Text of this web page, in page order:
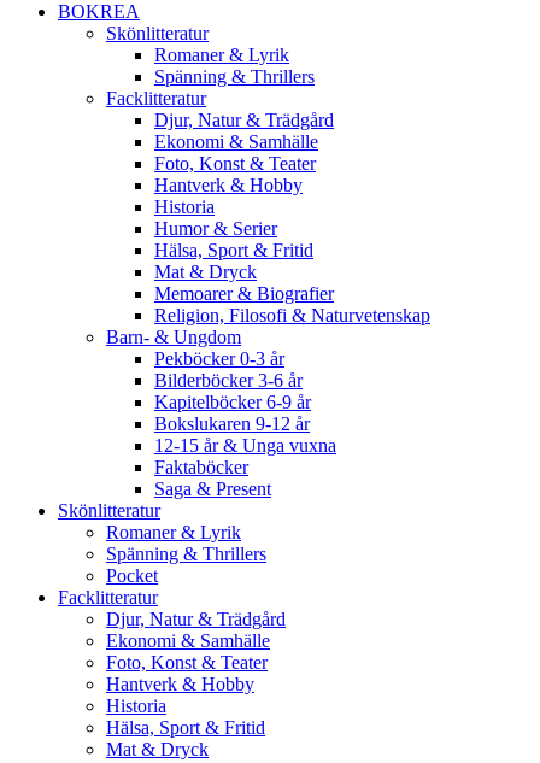
BOKREA
Skönlitteratur
Romaner & Lyrik
Spänning & Thrillers
Facklitteratur
Djur, Natur & Trädgård
Ekonomi & Samhälle
Foto, Konst & Teater
Hantverk & Hobby
Historia
Humor & Serier
Hälsa, Sport & Fritid
Mat & Dryck
Memoarer & Biografier
Religion, Filosofi & Naturvetenskap
Barn- & Ungdom
Pekböcker 0-3 år
Bilderböcker 3-6 år
Kapitelböcker 6-9 år
Bokslukaren 9-12 år
12-15 år & Unga vuxna
Faktaböcker
Saga & Present
Skönlitteratur
Romaner & Lyrik
Spänning & Thrillers
Pocket
Facklitteratur
Djur, Natur & Trädgård
Ekonomi & Samhälle
Foto, Konst & Teater
Hantverk & Hobby
Historia
Hälsa, Sport & Fritid
Mat & Dryck